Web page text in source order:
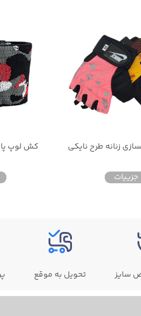
زنانه طرح نایکی
جزییات
کش لوپ
سایز تحویل به موقع